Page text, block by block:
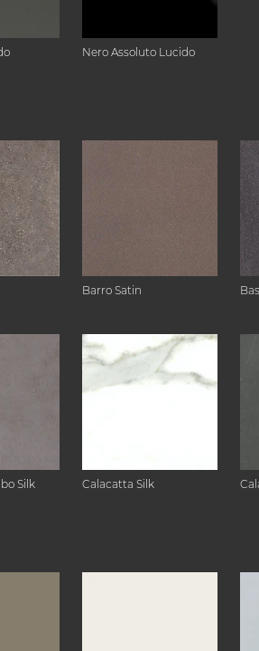
Nero Assoluto Lucido
Barro Satin
Silk Calacatta Silk